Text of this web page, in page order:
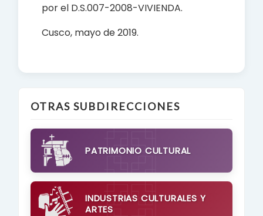
por el D.S.007-2008-VIVIENDA.
Cusco, mayo de 2019.
OTRAS SUBDIRECCIONES
PATRIMONIO CULTURAL
INDUSTRIAS CULTURALES Y
ARTES